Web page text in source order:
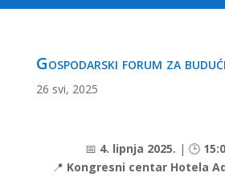
Gospodarski forum za
26 svi, 2025
📅 4. lipnja 2025. | 🕒
📍 Kongresni centar Hotela